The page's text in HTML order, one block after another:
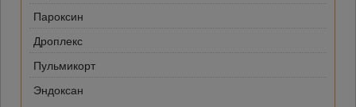
Пароксин
Дроплекс
Пульмикорт
Эндоксан